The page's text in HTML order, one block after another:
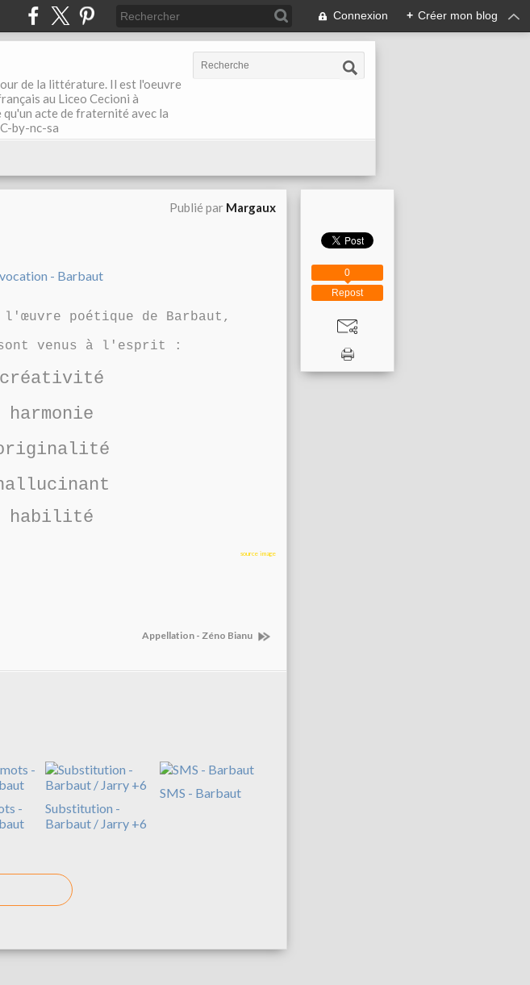
Connexion + Créer mon blog
de la littérature. Il est l'oeuvre
au Liceo Cecioni à
acte de fraternité avec la
by-nc-sa
Publié par Margaux
poétique de Barbaut,
sont venus à l'esprit :
harmonie
habilité
source image
Appellation - Zéno Bianu
-
Substitution -
Barbaut / Jarry +6
SMS - Barbaut
Repost
0